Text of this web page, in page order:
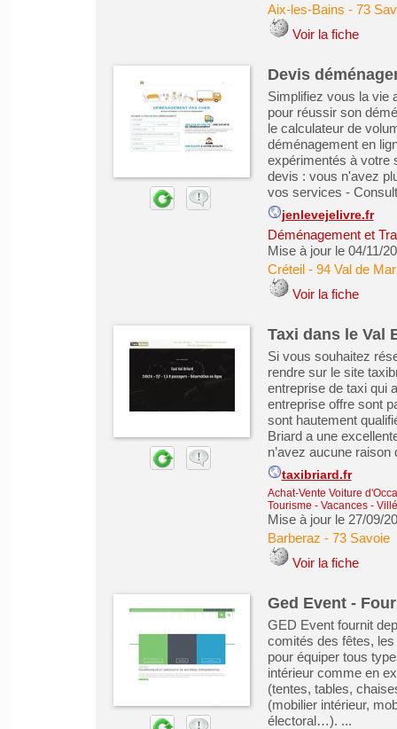
Aix-les-Bains - 73
Voir la fiche
Devis
Simplifiez vous la vie
pour réussir son
le calculateur de
déménagement en
expérimentés à votre
devis : vous n'avez
vos services -
jenlevejelivre.fr
Déménagement et
Mise à jour le 04/11/
Créteil- 94 Val de
Voir la fiche
Taxi dans le Val
Si vous souhaitez
rendre sur le site
entreprise de taxi qui
entreprise offre sont
sont hautement
Briard a une
n’avez aucune raison
taxibriard.fr
Achat-Vente Voiture
Tourisme - Vacances -
Mise à jour le 27/09/
Barberaz - 73 Savoie
Voir la fiche
Ged Event -
GED Event fournit
comités des fêtes,
pour équiper tous
intérieur comme en
(tentes, tables,
(mobilier intérieur,
électoral…). ...